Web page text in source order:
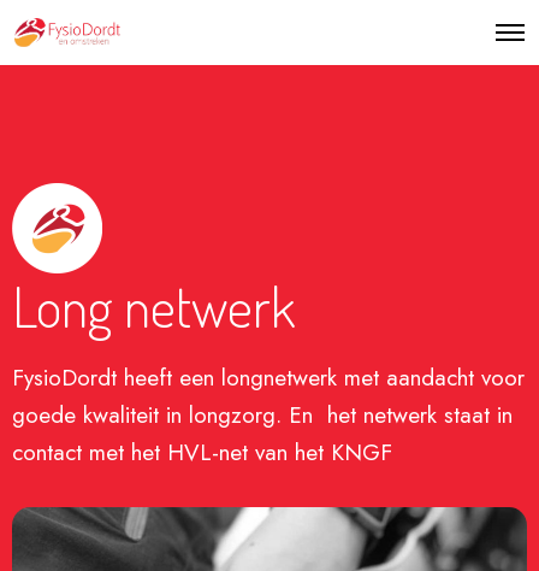
Long netwerk
FysioDordt heeft een longnetwerk met aandacht voor
goede kwaliteit in longzorg. En het netwerk staat in
contact met het HVL-net van het KNGF